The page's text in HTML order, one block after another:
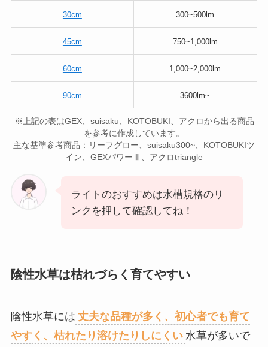
30cm 300~500lm
45cm 750~1,000lm
60cm 1,000~2,000lm
90cm 3600lm~
※上記の表はGEX、suisaku、KOTOBUKI、アクロから出る商品
を参考に作成しています。
主な基準参考商品：リーフグロー、suisaku300~、KOTOBUKIツ
イン、GEXパワーⅢ、アクロtriangle
ライトのおすすめは水槽規格のリ
ンクを押して確認してね！
陰性水草は枯れづらく育てやすい
陰性水草には 丈夫な品種が多く、初心者でも育て
やすく、枯れたり溶けたりしにくい 水草が多いで